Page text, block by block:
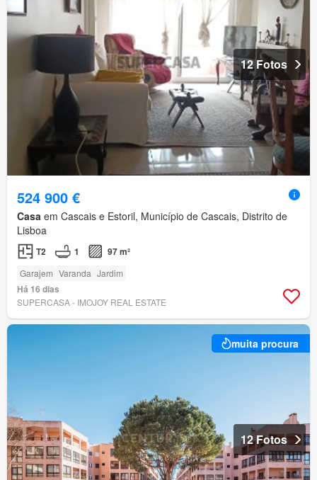
12 Fotos
524 900 €
Casa em Cascais e Estoril, Município de Cascais, Distrito de
Lisboa
T2 1 97 m²
Garajem Varanda Jardim
Há 16 dias
SUPERCASA - IMOJOY REAL ESTATE
muita procura
12 Fotos